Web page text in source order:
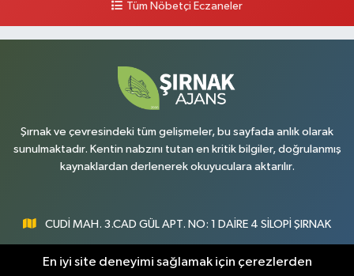
Tüm Nöbetçi Eczaneler
Şırnak ve çevresindeki tüm gelişmeler, bu sayfada anlık olarak
sunulmaktadır. Kentin nabzını tutan en kritik bilgiler, doğrulanmış
kaynaklardan derlenerek okuyuculara aktarılır.
CUDİ MAH. 3.CAD GÜL APT. NO: 1 DAİRE 4 SİLOPİ ŞIRNAK
0547 300 73 73
En iyi site deneyimi sağlamak için çerezlerden